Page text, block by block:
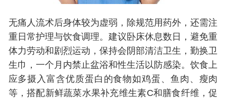
无痛人流术后身体较为虚弱，除规范用药外，还需注
重日常护理与饮食调理。建议卧床休息数日，避免重
体力劳动和剧烈运动，保持会阴部清洁卫生，勤换卫
生巾，一个月内禁止盆浴和性生活以防感染。饮食上
应多摄入富含优质蛋白的食物如鸡蛋、鱼肉、瘦肉
等，搭配新鲜蔬菜水果补充维生素C和膳食纤维，促